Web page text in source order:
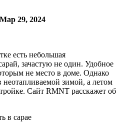
Мар 29, 2024
есть небольшая
зачастую не один. Удобное
не место в доме. Однако
зимой, а летом
Сайт RMNT расскажет об